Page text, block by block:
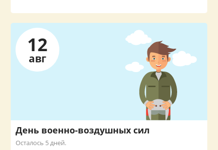
12
авг
День военно-воздушных сил
Осталось 5 дней.